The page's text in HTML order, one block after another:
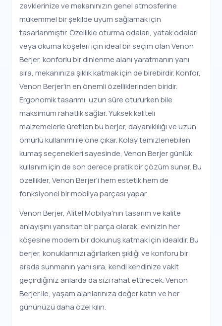
zevklerinize ve mekanınızın genel atmosferine
mükemmel bir şekilde uyum sağlamak için
tasarlanmıştır. Özellikle oturma odaları, yatak odaları
veya okuma köşeleri için ideal bir seçim olan Venon
Berjer, konforlu bir dinlenme alanı yaratmanın yanı
sıra, mekanınıza şıklık katmak için de birebirdir. Konfor,
Venon Berjer'in en önemli özelliklerinden biridir.
Ergonomik tasarımı, uzun süre otururken bile
maksimum rahatlık sağlar. Yüksek kaliteli
malzemelerle üretilen bu berjer, dayanıklılığı ve uzun
ömürlü kullanımı ile öne çıkar. Kolay temizlenebilen
kumaş seçenekleri sayesinde, Venon Berjer günlük
kullanım için de son derece pratik bir çözüm sunar. Bu
özellikler, Venon Berjer'i hem estetik hem de
fonksiyonel bir mobilya parçası yapar.
Venon Berjer, Alitel Mobilya'nın tasarım ve kalite
anlayışını yansıtan bir parça olarak, evinizin her
köşesine modern bir dokunuş katmak için idealdir. Bu
berjer, konuklarınızı ağırlarken şıklığı ve konforu bir
arada sunmanın yanı sıra, kendi kendinize vakit
geçirdiğiniz anlarda da sizi rahat ettirecek. Venon
Berjer ile, yaşam alanlarınıza değer katın ve her
gününüzü daha özel kılın.